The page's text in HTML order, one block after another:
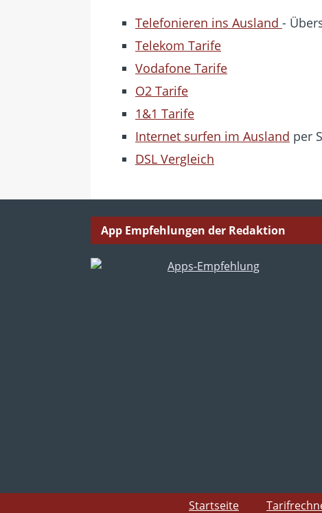
Telefonieren ins Ausland -
Telekom Tarife
Vodafone Tarife
O2 Tarife
1&1 Tarife
Internet surfen im Ausland per
DSL Vergleich
App Empfehlungen der Redaktion
Startseite